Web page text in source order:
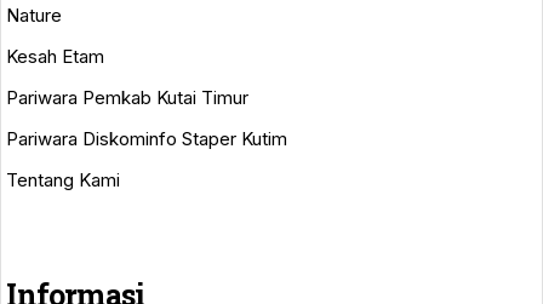
Nature
Kesah Etam
Pariwara Pemkab Kutai Timur
Pariwara Diskominfo Staper Kutim
Tentang Kami
Informasi